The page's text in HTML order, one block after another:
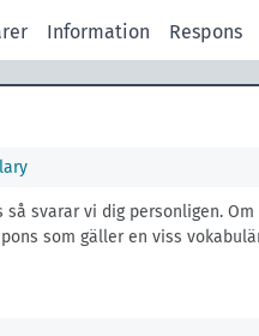
Information Respons
svarar vi dig personligen.
som gäller en viss